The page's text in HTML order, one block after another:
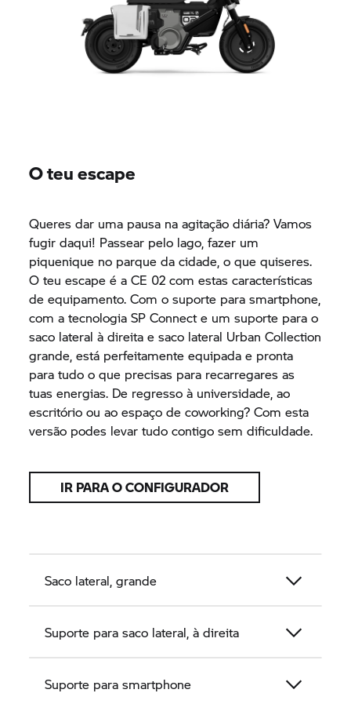
O teu escape
Queres dar uma pausa na agitação diária? Vamos
fugir daqui! Passear pelo lago, fazer um
piquenique no parque da cidade, o que quiseres.
O teu escape é aCE 02 com estas características
de equipamento. Com o suporte para smartphone,
com a tecnologia SP Connect e um suporte para o
saco lateral à direita e saco lateral Urban Collection
grande, está perfeitamente equipada e pronta
para tudo o que precisas para recarregares as
tuas energias. De regresso à universidade, ao
escritório ou ao espaço de coworking? Com esta
versão podes levar tudo contigo sem dificuldade.
IR PARA O CONFIGURADOR
Saco lateral, grande
Suporte para saco lateral, à direita
Suporte para smartphone